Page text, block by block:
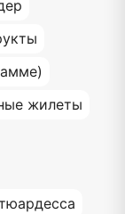
жилеты